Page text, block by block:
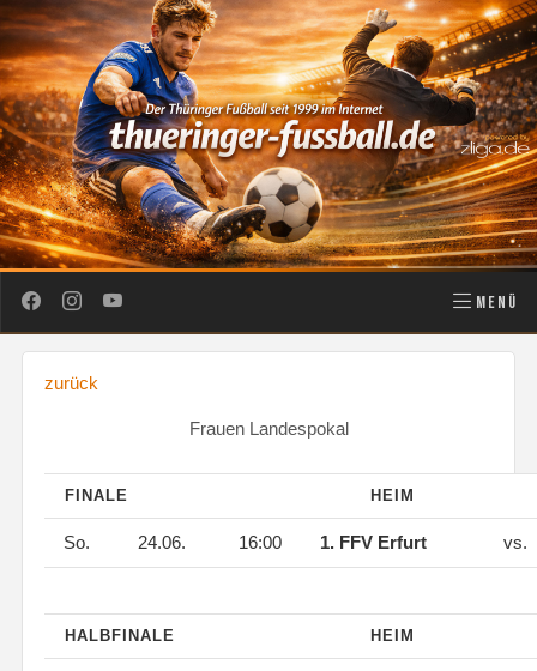
MENÜ
zurück
Frauen Landespokal
FINALE HEIM
So. 24.06. 16:00 1. FFV Erfurt vs.
HALBFINALE HEIM